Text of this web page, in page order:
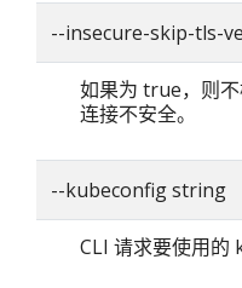
--insecure-skip-tls-
如果为 true，则
连接不安全。
--kubeconfig string
CLI 请求要使用的